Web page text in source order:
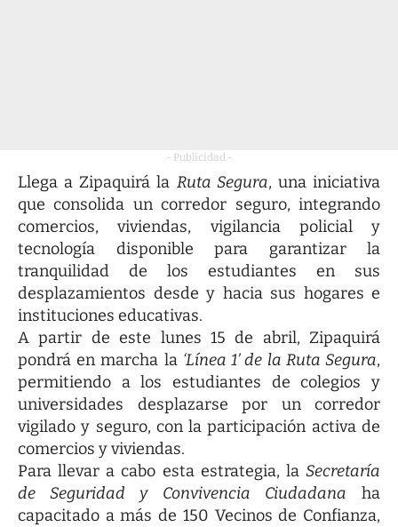
- Publicidad -
Llega a Zipaquirá la Ruta Segura, una iniciativa
que consolida un corredor seguro, integrando
comercios, viviendas, vigilancia policial y
tecnología disponible para garantizar la
tranquilidad de los estudiantes en sus
desplazamientos desde y hacia sus hogares e
instituciones educativas.
A partir de este lunes 15 de abril, Zipaquirá
pondrá en marcha la ‘Línea 1’ de la Ruta Segura,
permitiendo a los estudiantes de colegios y
universidades desplazarse por un corredor
vigilado y seguro, con la participación activa de
comercios y viviendas.
Para llevar a cabo esta estrategia, la Secretaría
de Seguridad y Convivencia Ciudadana ha
capacitado a más de 150 Vecinos de Confianza,